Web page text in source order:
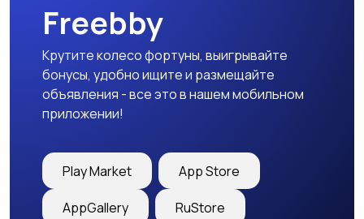
Шкафы и комоды
Freebby
Крутите колесо фортуны, выигрывайте
бонусы, удобно ищите и размещайте
объявления - все это в нашем мобильном
приложении!
Play Market App Store
AppGallery RuStore